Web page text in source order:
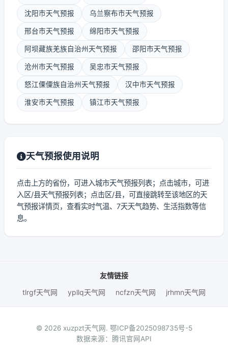
沈阳市天气预报 乌兰察布市天气预报
邢台市天气预报 绵阳市天气预报
阿坝藏族羌族自治州天气预报 邵阳市天气预报
沧州市天气预报 吴忠市天气预报
怒江傈僳族自治州天气预报 汉中市天气预报
淮安市天气预报 镇江市天气预报
天气预报使用说明
点击上方的省份，可进入城市天气预报列表；点击城市，可进
入区/县天气预报列表；点击区/县，可直接跳转至该地区的天
气预报详情页，查看实时气温、7天天气趋势、生活指数等信
息。
友情链接
tlrgf天气网
ypllq天气网 ncfzn天气网 jrhmn天气网
© 2026 xuzpzt天气网. 鄂ICP备2025098735号-5
数据来源：腾讯官网API